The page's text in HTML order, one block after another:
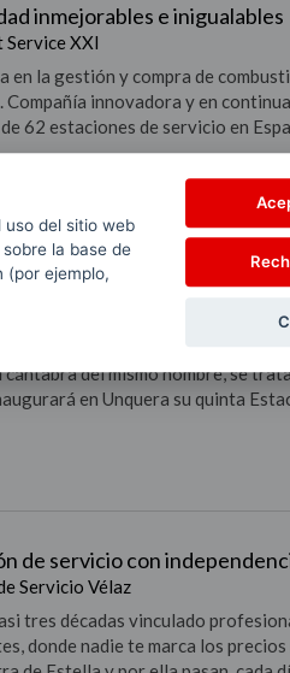
inmejorables e inigualables
Service XXI
la gestión y compra de
Compañía innovadora y en
62 estaciones de servicio en
las prestaciones, la
de Servicio Heras
Servicio Heras, donde se
del mismo nombre, se
en Unquera su quinta
de servicio con
Servicio Vélaz
tres décadas vinculado
donde nadie te marca los
uso del sitio web
la base de
(por ejemplo,